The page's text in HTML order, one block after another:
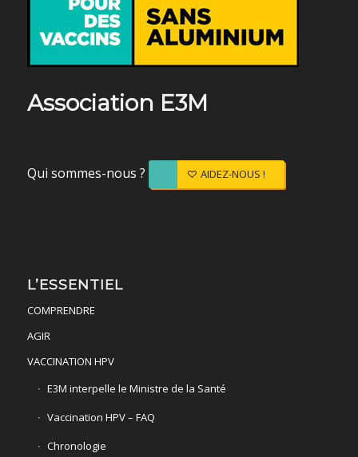
Association E3M
Qui sommes-nous ? AIDEZ-NOUS !
L’ESSENTIEL
COMPRENDRE
AGIR
VACCINATION HPV
E3M interpelle le Ministre de la Santé
Vaccination HPV – FAQ
Chronologie